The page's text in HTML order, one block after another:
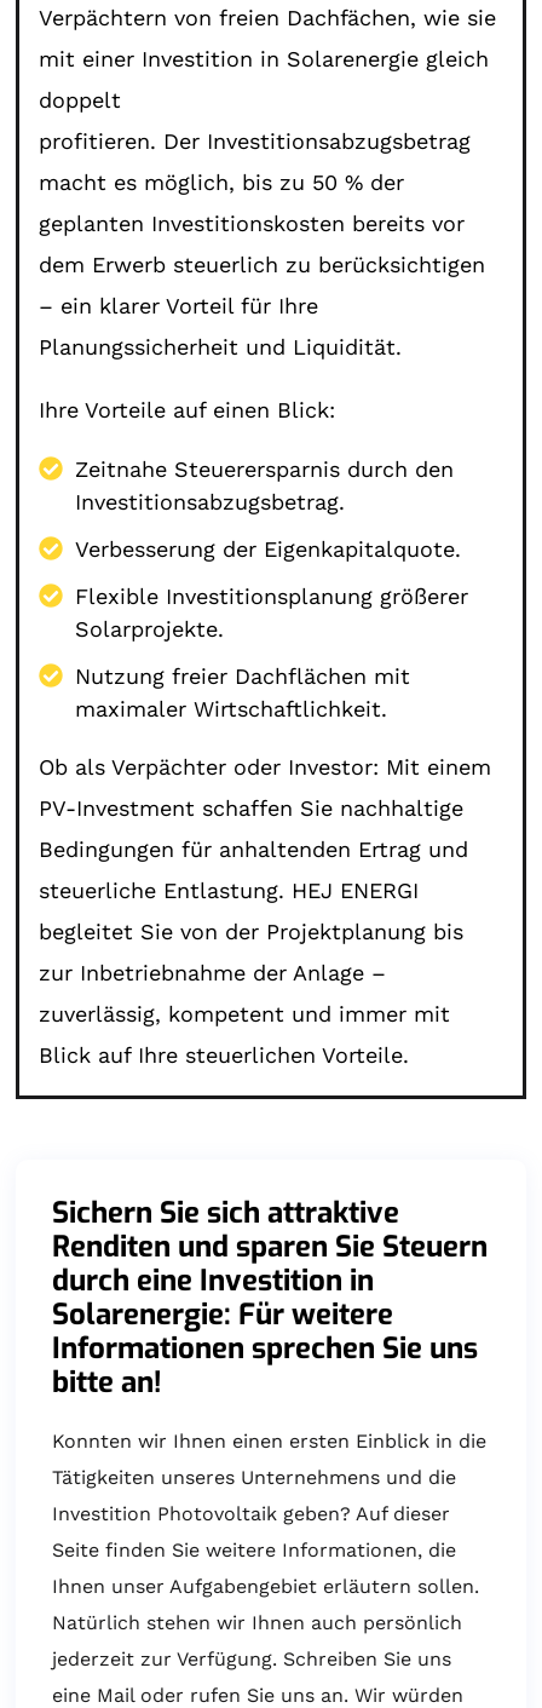
Verpächtern von freien Dachfächen, wie sie
mit einer Investition in Solarenergie gleich
doppelt
profitieren. Der Investitionsabzugsbetrag
macht es möglich, bis zu 50 % der
geplanten Investitionskosten bereits vor
dem Erwerb steuerlich zu berücksichtigen
– ein klarer Vorteil für Ihre
Planungssicherheit und Liquidität.
Ihre Vorteile auf einen Blick:
Zeitnahe Steuerersparnis durch den
Investitionsabzugsbetrag.
Verbesserung der Eigenkapitalquote.
Flexible Investitionsplanung größerer
Solarprojekte.
Nutzung freier Dachflächen mit
maximaler Wirtschaftlichkeit.
Ob als Verpächter oder Investor: Mit einem
PV-Investment schaffen Sie nachhaltige
Bedingungen für anhaltenden Ertrag und
steuerliche Entlastung. HEJ ENERGI
begleitet Sie von der Projektplanung bis
zur Inbetriebnahme der Anlage –
zuverlässig, kompetent und immer mit
Blick auf Ihre steuerlichen Vorteile.
Sichern Sie sich attraktive
Renditen und sparen Sie Steuern
durch eine Investition in
Solarenergie: Für weitere
Informationen sprechen Sie uns
bitte an!
Konnten wir Ihnen einen ersten Einblick in die
Tätigkeiten unseres Unternehmens und die
Investition Photovoltaik geben? Auf dieser
Seite finden Sie weitere Informationen, die
Ihnen unser Aufgabengebiet erläutern sollen.
Natürlich stehen wir Ihnen auch persönlich
jederzeit zur Verfügung. Schreiben Sie uns
eine Mail oder rufen Sie uns an. Wir würden